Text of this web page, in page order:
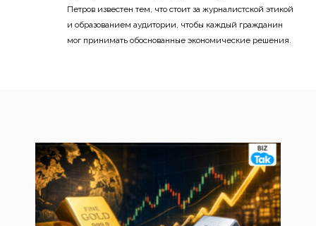
Петров известен тем, что стоит за журналистской этикой
и образованием аудитории, чтобы каждый гражданин
мог принимать обоснованные экономические решения.